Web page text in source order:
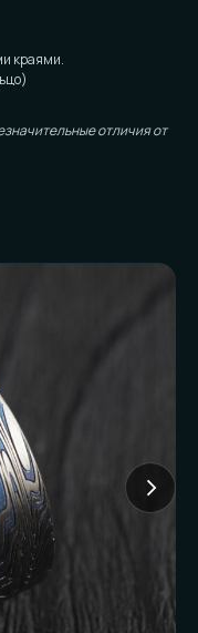
краями.
отличия от